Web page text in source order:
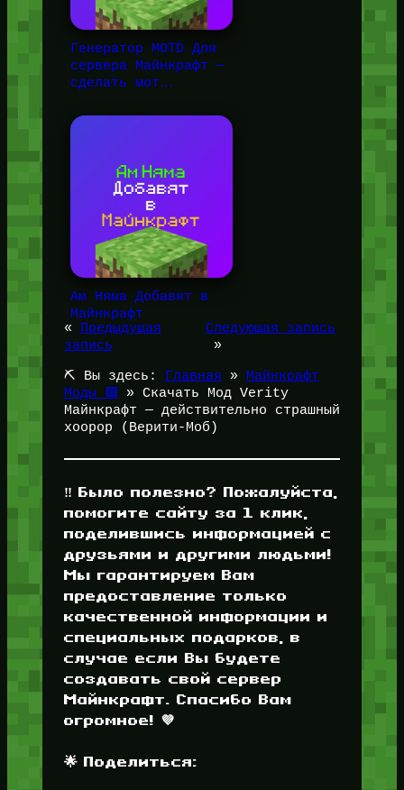
Генератор MOTD Для
сервера Майнкрафт —
сделать мот…
Ам Няма Добавят в
Майнкрафт
«
Предыдущая
запись
Следующая запись
»
⛏️ Вы здесь: Главная » Майнкрафт
Моды 🟩
» Скачать Мод Verity
Майнкрафт — действительно страшный
хоорор (Верити-Моб)
‼️ Было полезно? Пожалуйста,
помогите сайту за 1 клик,
поделившись информацией с
друзьями и другими людьми!
Мы гарантируем Вам
предоставление только
качественной информации и
специальных подарков, в
случае если Вы будете
создавать свой сервер
Майнкрафт. Спасибо Вам
огромное! 💜
🌟 Поделиться: